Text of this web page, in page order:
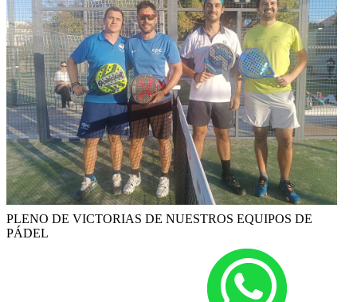
PLENO DE VICTORIAS DE NUESTROS EQUIPOS DE
PÁDEL